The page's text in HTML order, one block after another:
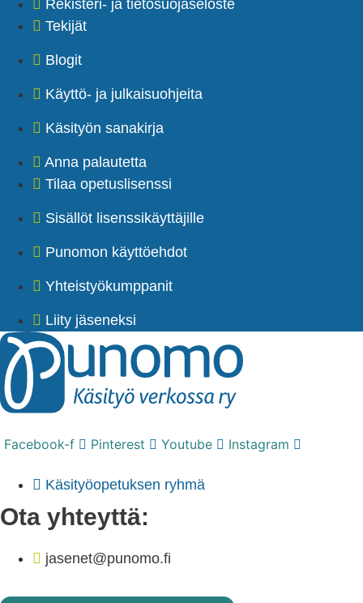
Rekisteri- ja tietosuojaseloste
Tekijät
Blogit
Käyttö- ja julkaisuohjeita
Käsityön sanakirja
Anna palautetta
Tilaa opetuslisenssi
Sisällöt lisenssikäyttäjille
Punomon käyttöehdot
Yhteistyökumppanit
Liity jäseneksi
Facebook-f Pinterest Youtube Instagram
Käsityöopetuksen ryhmä
Ota yhteyttä:
jasenet@punomo.fi